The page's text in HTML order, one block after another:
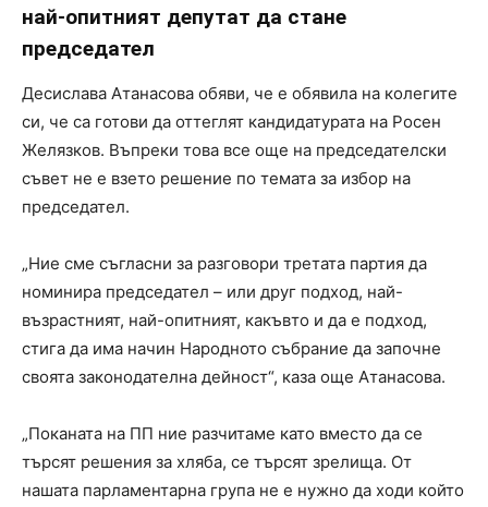
най-опитният депутат да стане
председател
Десислава Атанасова обяви, че е обявила на колегите
си, че са готови да оттеглят кандидатурата на Росен
Желязков. Въпреки това все още на председателски
съвет не е взето решение по темата за избор на
председател.
„Ние сме съгласни за разговори третата партия да
номинира председател – или друг подход, най-
възрастният, най-опитният, какъвто и да е подход,
стига да има начин Народното събрание да започне
своята законодателна дейност“, каза още Атанасова.
„Поканата на ПП ние разчитаме като вместо да се
търсят решения за хляба, се търсят зрелища. От
нашата парламентарна група не е нужно да ходи който